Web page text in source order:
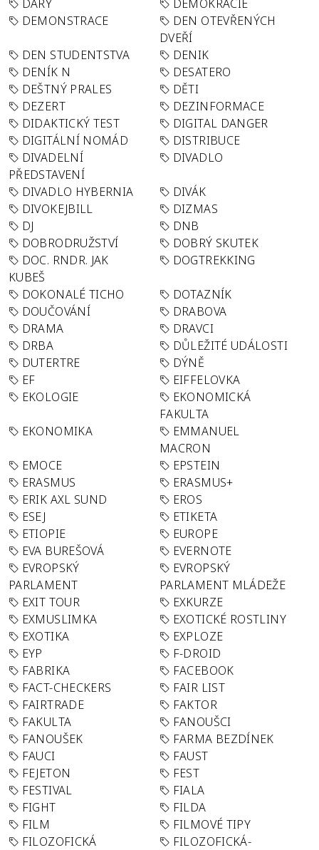
DARY
DEMOKRACIE
DEMONSTRACE
DEN OTEVŘENÝCH
DVEŘÍ
DEN STUDENTSTVA
DENIK
DENÍK N
DESATERO
DEŠTNÝ PRALES
DĚTI
DEZERT
DEZINFORMACE
DIDAKTICKÝ TEST
DIGITAL DANGER
DIGITÁLNÍ NOMÁD
DISTRIBUCE
DIVADELNÍ
PŘEDSTAVENÍ
DIVADLO
DIVADLO HYBERNIA
DIVÁK
DIVOKEJBILL
DIZMAS
DJ
DNB
DOBRODRUŽSTVÍ
DOBRÝ SKUTEK
DOC. RNDR. JAK
KUBEŠ
DOGTREKKING
DOKONALÉ TICHO
DOTAZNÍK
DOUČOVÁNÍ
DRABOVA
DRAMA
DRAVCI
DRBA
DŮLEŽITÉ UDÁLOSTI
DUTERTRE
DÝNĚ
EF
EIFFELOVKA
EKOLOGIE
EKONOMICKÁ
FAKULTA
EKONOMIKA
EMMANUEL
MACRON
EMOCE
EPSTEIN
ERASMUS
ERASMUS+
ERIK AXL SUND
EROS
ESEJ
ETIKETA
ETIOPIE
EUROPE
EVA BUREŠOVÁ
EVERNOTE
EVROPSKÝ
PARLAMENT
EVROPSKÝ
PARLAMENT MLÁDEŽE
EXIT TOUR
EXKURZE
EXMUSLIMKA
EXOTICKÉ ROSTLINY
EXOTIKA
EXPLOZE
EYP
F-DROID
FABRIKA
FACEBOOK
FACT-CHECKERS
FAIR LIST
FAIRTRADE
FAKTOR
FAKULTA
FANOUŠCI
FANOUŠEK
FARMA BEZDÍNEK
FAUCI
FAUST
FEJETON
FEST
FESTIVAL
FIALA
FIGHT
FILDA
FILM
FILMOVÉ TIPY
FILOZOFICKÁ
FILOZOFICKÁ-